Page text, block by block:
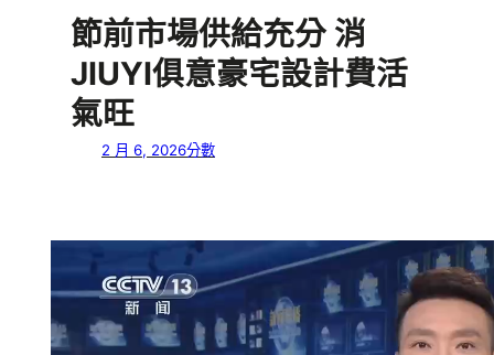
節前市場供給充分 消
JIUYI俱意豪宅設計費活
氣旺
2 月 6, 2026分數